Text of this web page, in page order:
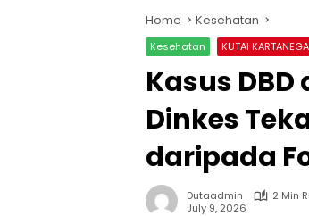
Home Kesehatan
Kesehatan KUTAI
Kasus
Dinkes
daripada
Dutaadmin
2 Min
July 9, 2026